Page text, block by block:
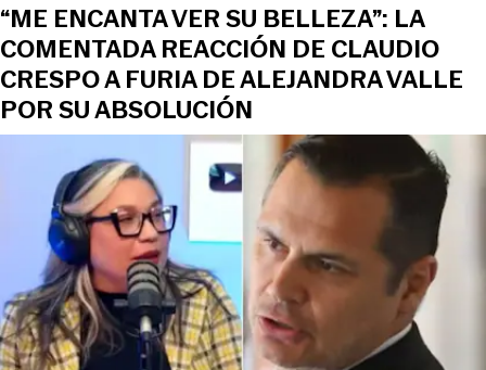
“ME ENCANTA VER SU BELLEZA”: LA
COMENTADA REACCIÓN DE CLAUDIO
CRESPO A FURIA DE ALEJANDRA VALLE
POR SU ABSOLUCIÓN